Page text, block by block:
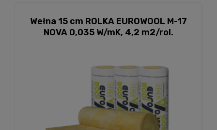
Wełna 15 cm ROLKA EUROWOOL M-17
NOVA 0,035 W/mK, 4,2 m2/rol.